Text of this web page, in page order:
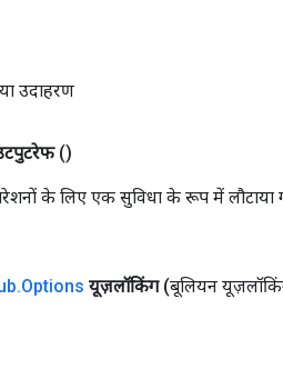
उदाहरण
()
के लिए एक सुविधा के रूप में लौटाया
.Options यूज़लॉकिंग (बूलियन